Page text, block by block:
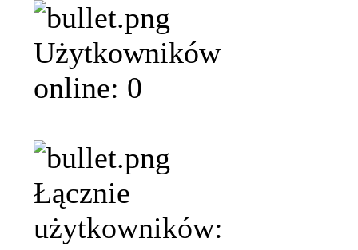
Użytkowników
online: 0
Łącznie
użytkowników: